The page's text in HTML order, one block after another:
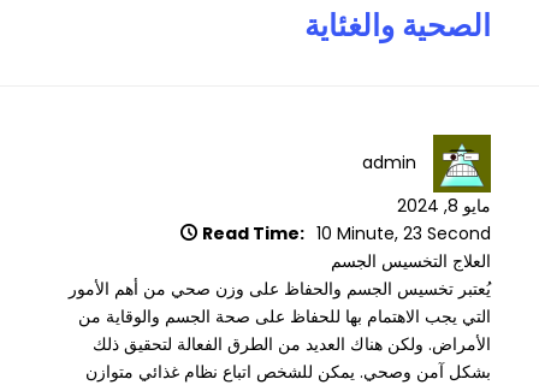
الصحية والغئاية
admin
Read Time: 10 Minute, 23 Second
العلاج التخسيس الجسم
يُعتبر تخسيس الجسم والحفاظ على وزن صحي من أهم الأمور
التي يجب الاهتمام بها للحفاظ على صحة الجسم والوقاية من
الأمراض. ولكن هناك العديد من الطرق الفعالة لتحقيق ذلك
بشكل آمن وصحي. يمكن للشخص اتباع نظام غذائي متوازن